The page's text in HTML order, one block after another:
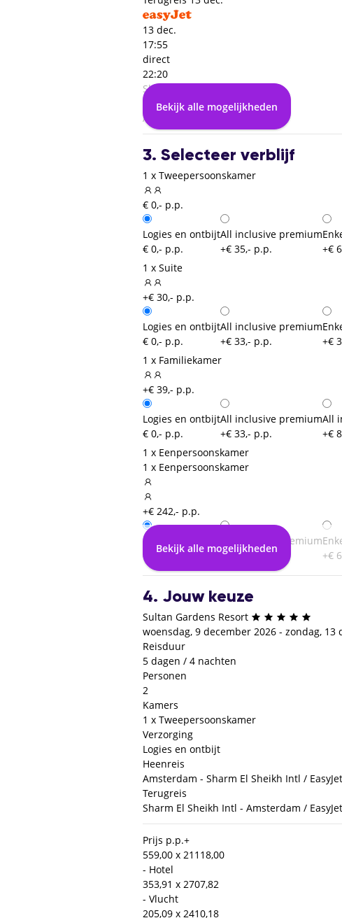
13 dec.
17:55
direct
22:20
Sharm El Sheikh Intl (SSH)
00:00
Amsterdam (AMS)
Bekijk alle mogelijkheden
3. Selecteer verblijf
1 x Tweepersoonskamer
€ 0,- p.p.
Logies en ontbijt
€ 0,- p.p.
All inclusive premium
+€ 35,- p.p.
+€
1 x Suite
+€ 30,- p.p.
Logies en ontbijt
€ 0,- p.p.
All inclusive premium
+€ 33,- p.p.
+€
1 x Familiekamer
+€ 39,- p.p.
Logies en ontbijt
€ 0,- p.p.
All inclusive premium
+€ 33,- p.p.
All
+€
1 x Eenpersoonskamer
1 x Eenpersoonskamer
+€ 242,- p.p.
Logies en ontbijt
€ 0,- p.p.
All inclusive premium
+€ 23,- p.p.
+€
Bekijk alle mogelijkheden
4. Jouw keuze
Sultan Gardens Resort
woensdag, 9 december 2026 - zondag, 13
Reisduur
5 dagen / 4 nachten
Personen
2
Kamers
1 x Tweepersoonskamer
Verzorging
Logies en ontbijt
Heenreis
Amsterdam - Sharm El Sheikh Intl /
Terugreis
Sharm El Sheikh Intl - Amsterdam /
Prijs p.p.+
559,00 x 21118,00
- Hotel
353,91 x 2707,82
- Vlucht
205,09 x 2410,18